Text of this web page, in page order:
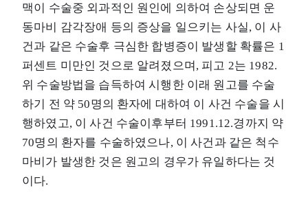
맥이 수술중 외과적인 원인에 의하여 손상되면 운
동마비 감각장애 등의 증상을 일으키는 사실, 이 사
건과 같은 수술후 극심한 합병증이 발생할 확률은 1
퍼센트 미만인 것으로 알려졌으며, 피고 2는 1982.
위 수술방법을 습득하여 시행한 이래 원고를 수술
하기 전 약 50명의 환자에 대하여 이 사건 수술을 시
행하였고, 이 사건 수술이후부터 1991.12.경까지 약
70명의 환자를 수술하였으나, 이 사건과 같은 척수
마비가 발생한 것은 원고의 경우가 유일하다는 것
이다.